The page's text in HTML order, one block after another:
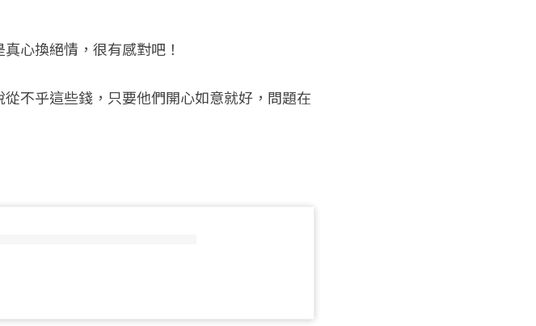
心換絕情，很有感對吧！
不乎這些錢，只要他們開心如意就好，問題在